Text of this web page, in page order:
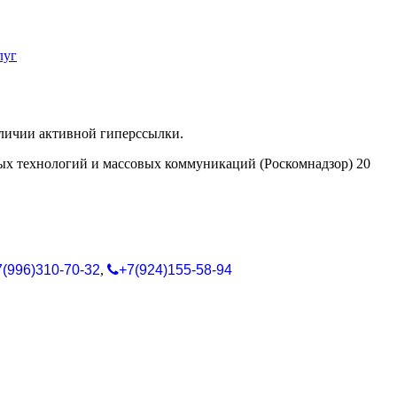
активной гиперссылки.
технологий и массовых коммуникаций (Роскомнадзор) 20
70-32,
+7(924)155-58-94